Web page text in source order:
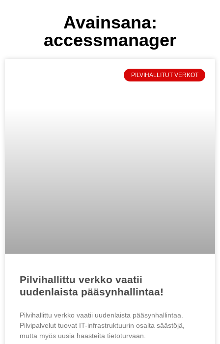
Avainsana:
accessmanager
PILVIHALLITUT VERKOT
Pilvihallittu verkko vaatii
uudenlaista pääsynhallintaa!
Pilvihallittu verkko vaatii uudenlaista pääsynhallintaa.
Pilvipalvelut tuovat IT-infrastruktuurin osalta säästöjä,
mutta myös uusia haasteita tietoturvaan.